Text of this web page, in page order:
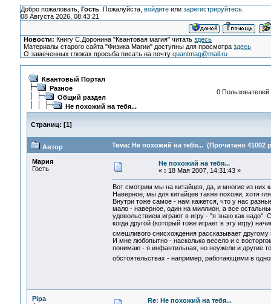
Добро пожаловать, Гость. Пожалуйста, войдитеили зарегистрируйтесь.
08 Августа 2026, 08:43:21
Новости: Книгу С.Доронина "Квантовая магия" читатьздесь
Материалы старого сайта "Физика Магии" доступны для просмотраздесь
О замеченных глюках просьба писать на почтуquantmag@mail.ru
Квантовый Портал
Разное
Общий раздел
Не похожий на тебя...
0 Пользователей
Страниц: [1]
Автор Тема: Не похожий на тебя... (Прочитано 41002
Мария
Гость
Не похожий на тебя...
« : 18 Мая 2007, 14:31:43 »
Вот смотрим мы на китайцев, да, и многие из них
Наверное, мы для китайцев также похожи, хотя
Внутри тоже самое - нам кажется, что у нас
мало - наверное, один на миллион, а все
удовольствием играют в игру - "я знаю как надо".
когда другой (который тоже играет в эту игру)
смешливого снисхождения рассказывает
И мне любопытно - насколько весело и с
понимаю - я инфантильная, но неужели и другие
обстоятельствах - например, работающими в
Pipa
Re: Не похожий на тебя...